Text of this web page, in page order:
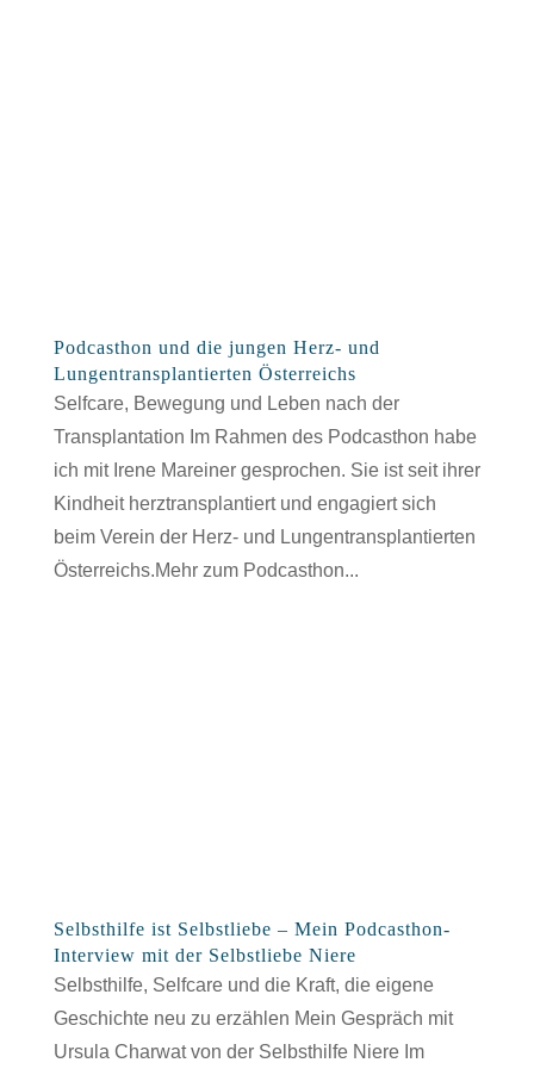
Podcasthon und die jungen Herz- und
Lungentransplantierten Österreichs
Selfcare, Bewegung und Leben nach der
Transplantation Im Rahmen des Podcasthon habe
ich mit Irene Mareiner gesprochen. Sie ist seit ihrer
Kindheit herztransplantiert und engagiert sich
beim Verein der Herz- und Lungentransplantierten
Österreichs.Mehr zum Podcasthon...
Selbsthilfe ist Selbstliebe – Mein Podcasthon-
Interview mit der Selbstliebe Niere
Selbsthilfe, Selfcare und die Kraft, die eigene
Geschichte neu zu erzählen Mein Gespräch mit
Ursula Charwat von der Selbsthilfe Niere Im